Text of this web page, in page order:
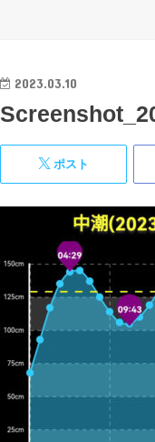
2023.03.10
ポスト